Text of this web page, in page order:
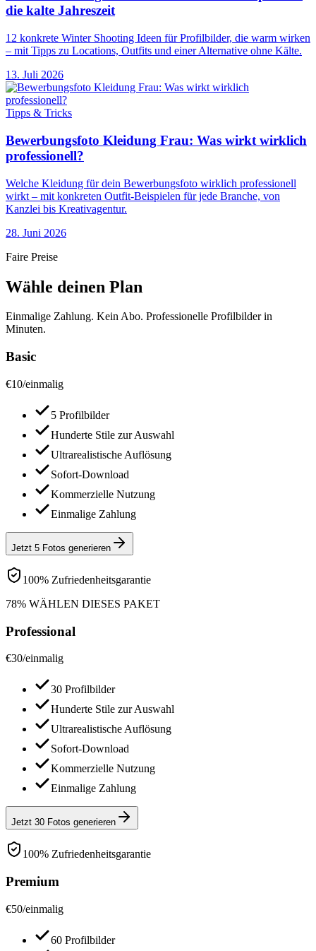
die kalte Jahreszeit
12 konkrete Winter Shooting Ideen für Profilbilder, die warm wirken
– mit Tipps zu Locations, Outfits und einer Alternative ohne Kälte.
13. Juli 2026
Tipps & Tricks
Bewerbungsfoto Kleidung Frau: Was wirkt wirklich
professionell?
Welche Kleidung für dein Bewerbungsfoto wirklich professionell
wirkt – mit konkreten Outfit-Beispielen für jede Branche, von
Kanzlei bis Kreativagentur.
28. Juni 2026
Faire Preise
Wähle deinen Plan
Einmalige Zahlung. Kein Abo. Professionelle Profilbilder in
Minuten.
Basic
€10/einmalig
5 Profilbilder
Hunderte Stile zur Auswahl
Ultrarealistische Auflösung
Sofort-Download
Kommerzielle Nutzung
Einmalige Zahlung
Jetzt 5 Fotos generieren
100% Zufriedenheitsgarantie
78% WÄHLEN DIESES PAKET
Professional
€30/einmalig
30 Profilbilder
Hunderte Stile zur Auswahl
Ultrarealistische Auflösung
Sofort-Download
Kommerzielle Nutzung
Einmalige Zahlung
Jetzt 30 Fotos generieren
100% Zufriedenheitsgarantie
Premium
€50/einmalig
60 Profilbilder